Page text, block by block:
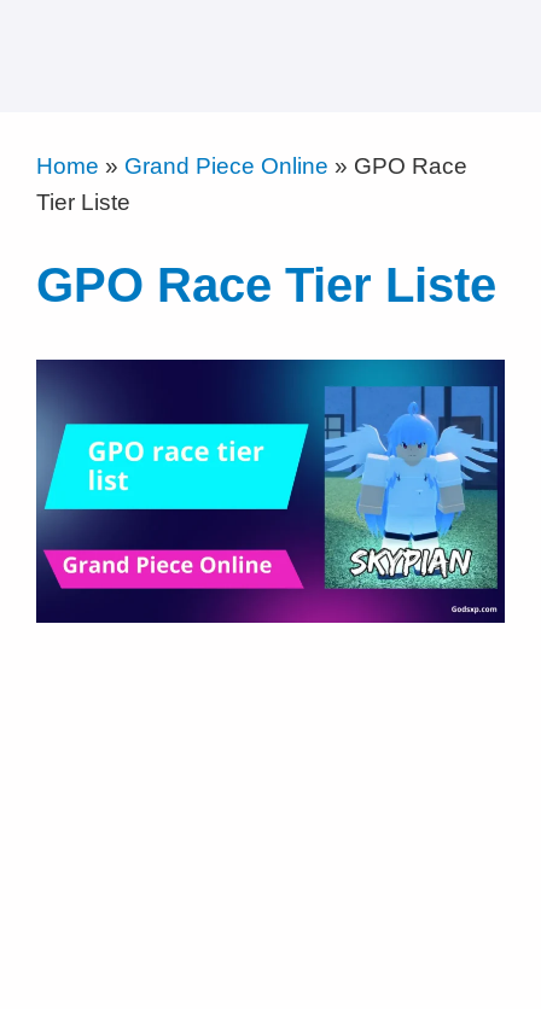
Home » Grand Piece Online » GPO Race
Tier Liste
GPO Race Tier Liste